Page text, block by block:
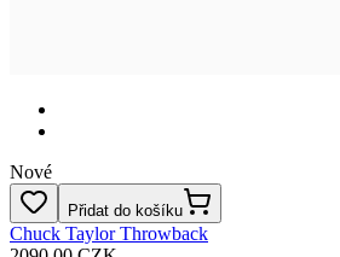
Nové
Přidat do košíku
Chuck Taylor Throwback